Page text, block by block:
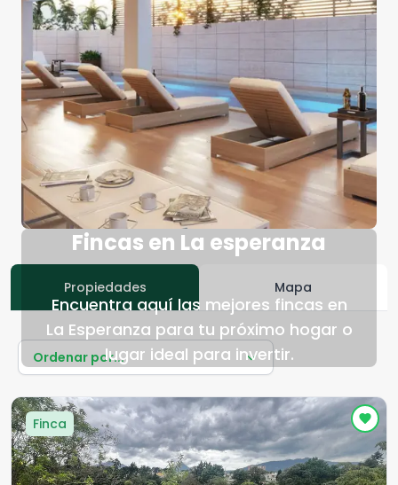
Fincas en La esperanza
Encuentra aquí las mejores fincas en
La Esperanza para tu próximo hogar o
lugar ideal para invertir.
Propiedades Mapa
Ordenar por...
Finca